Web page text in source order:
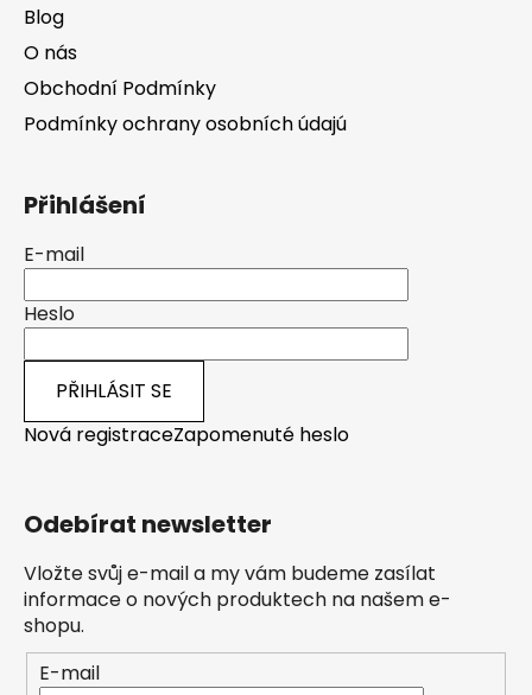
Blog
O nás
Obchodní Podmínky
Podmínky ochrany osobních údajú
Přihlášení
E-mail
Heslo
PŘIHLÁSIT SE
Nová registraceZapomenuté heslo
Odebírat newsletter
Vložte svůj e-mail a my vám budeme zasílat
informace o nových produktech na našem e-
shopu.
E-mail